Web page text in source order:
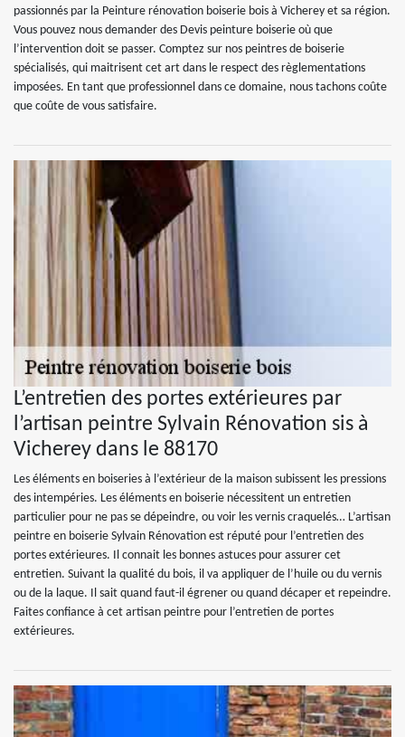
passionnés par la Peinture rénovation boiserie bois à Vicherey et sa région.
Vous pouvez nous demander des Devis peinture boiserie où que
l’intervention doit se passer. Comptez sur nos peintres de boiserie
spécialisés, qui maitrisent cet art dans le respect des règlementations
imposées. En tant que professionnel dans ce domaine, nous tachons coûte
que coûte de vous satisfaire.
L’entretien des portes extérieures par
l’artisan peintre Sylvain Rénovation sis à
Vicherey dans le 88170
Les éléments en boiseries à l’extérieur de la maison subissent les pressions
des intempéries. Les éléments en boiserie nécessitent un entretien
particulier pour ne pas se dépeindre, ou voir les vernis craquelés… L’artisan
peintre en boiserie Sylvain Rénovation est réputé pour l’entretien des
portes extérieures. Il connait les bonnes astuces pour assurer cet
entretien. Suivant la qualité du bois, il va appliquer de l’huile ou du vernis
ou de la laque. Il sait quand faut-il égrener ou quand décaper et repeindre.
Faites confiance à cet artisan peintre pour l’entretien de portes
extérieures.